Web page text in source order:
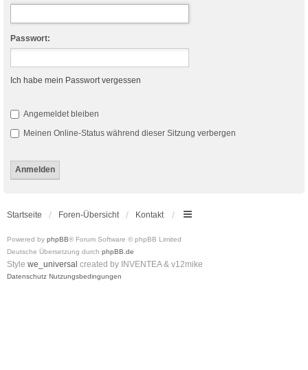
Passwort:
Ich habe mein Passwort vergessen
Angemeldet bleiben
Meinen Online-Status während dieser Sitzung verbergen
Startseite Foren-Übersicht Kontakt
Powered by phpBB® Forum Software © phpBB Limited
Deutsche Übersetzung durch phpBB.de
Style we_universal created by INVENTEA & v12mike
Datenschutz Nutzungsbedingungen